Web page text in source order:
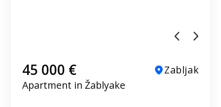
45 000 €
Zabljak
Apartment in Žablyake